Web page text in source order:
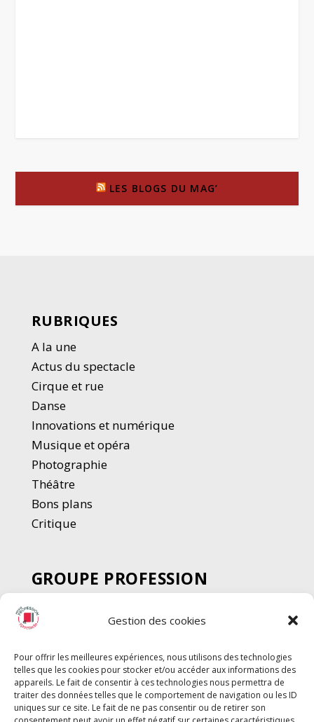
Gestion des cookies
Pour offrir les meilleures expériences, nous utilisons des technologies
telles que les cookies pour stocker et/ou accéder aux informations des
appareils. Le fait de consentir à ces technologies nous permettra de
traiter des données telles que le comportement de navigation ou les ID
uniques sur ce site. Le fait de ne pas consentir ou de retirer son
LES BLOGS DU MAG’
RUBRIQUES
A la une
Actus du spectacle
Cirque et rue
Danse
Innovations et numérique
Musique et opéra
Photographie
Théâtre
Bons plans
Critique
GROUPE PROFESSION
SPECTACLE
Chèque Intermittents
Chèque Compta
Chèque Emploi Spectacle
G-Pods